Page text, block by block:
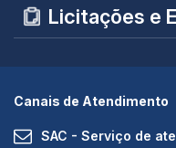
Licitações e
Canais de Atendimento
SAC - Serviço de